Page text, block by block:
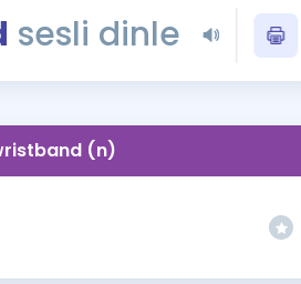
YDS - YÖKDİL
İngilizce
sesli dinle
(n)